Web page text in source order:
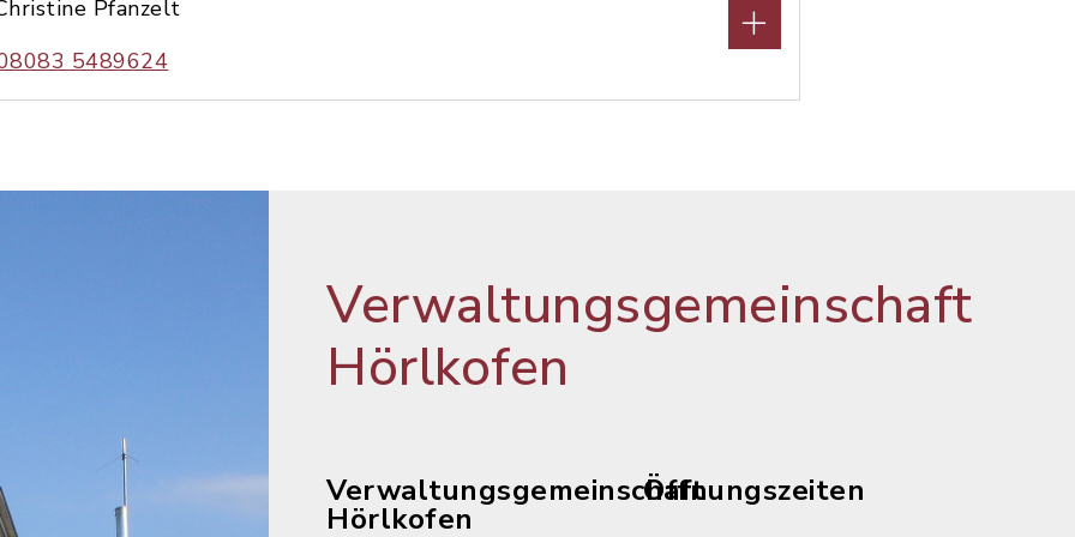
Pfanzelt
5489624
Verwaltungsgemeinschaft
Hörlkofen
Verwaltungsgemeinschaft
Hörlkofen
Öffnungszeiten